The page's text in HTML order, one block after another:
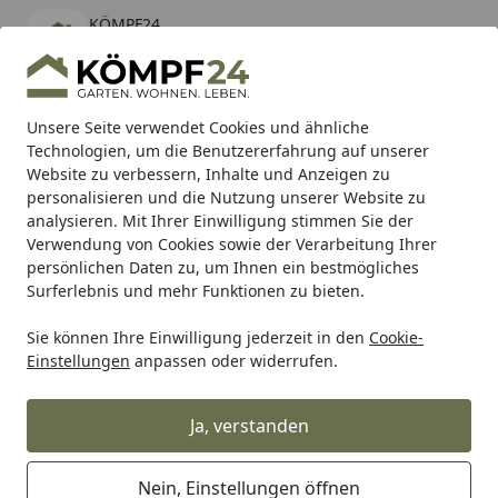
Unsere Seite verwendet Cookies und ähnliche
Technologien, um die Benutzererfahrung auf unserer
Website zu verbessern, Inhalte und Anzeigen zu
personalisieren und die Nutzung unserer Website zu
analysieren. Mit Ihrer Einwilligung stimmen Sie der
Verwendung von Cookies sowie der Verarbeitung Ihrer
persönlichen Daten zu, um Ihnen ein bestmögliches
Surferlebnis und mehr Funktionen zu bieten.
Sie können Ihre Einwilligung jederzeit in den Cookie-
Einstellungen anpassen oder widerrufen.
Ja, verstanden
Nein, Einstellungen öffnen
KÖMPF24
kostenlos - Im App Store
Hotline
Alle Produkte
Mein Konto
Suchen
Karibu Pools inkl. gratis Sandfilteranlage & Pool-
Starterset (Gesamtwert bis 468,99€)
Startseite
Grill Weber Ersatzteil SHIELD HEAT IGN 4 TERM MOD
Weber Ersatzteil SHIELD HEAT IGN 4
TERM MOD ALMZD GEN22 (64648)